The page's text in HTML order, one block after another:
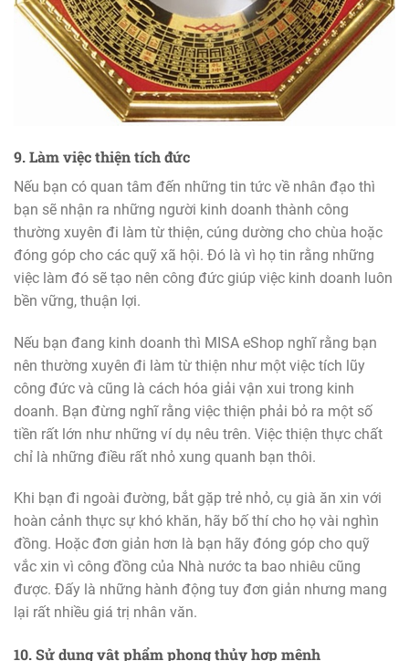
9. Làm việc thiện tích đức
Nếu bạn có quan tâm đến những tin tức về nhân đạo thì
bạn sẽ nhận ra những người kinh doanh thành công
thường xuyên đi làm từ thiện, cúng dường cho chùa hoặc
đóng góp cho các quỹ xã hội. Đó là vì họ tin rằng những
việc làm đó sẽ tạo nên công đức giúp việc kinh doanh luôn
bền vững, thuận lợi.
Nếu bạn đang kinh doanh thì MISA eShop nghĩ rằng bạn
nên thường xuyên đi làm từ thiện như một việc tích lũy
công đức và cũng là cách hóa giải vận xui trong kinh
doanh. Bạn đừng nghĩ rằng việc thiện phải bỏ ra một số
tiền rất lớn như những ví dụ nêu trên. Việc thiện thực chất
chỉ là những điều rất nhỏ xung quanh bạn thôi.
Khi bạn đi ngoài đường, bắt gặp trẻ nhỏ, cụ già ăn xin với
hoàn cảnh thực sự khó khăn, hãy bố thí cho họ vài nghìn
đồng. Hoặc đơn giản hơn là bạn hãy đóng góp cho quỹ
vắc xin vì công đồng của Nhà nước ta bao nhiêu cũng
được. Đấy là những hành động tuy đơn giản nhưng mang
lại rất nhiều giá trị nhân văn.
10. Sử dụng vật phẩm phong thủy hợp mệnh